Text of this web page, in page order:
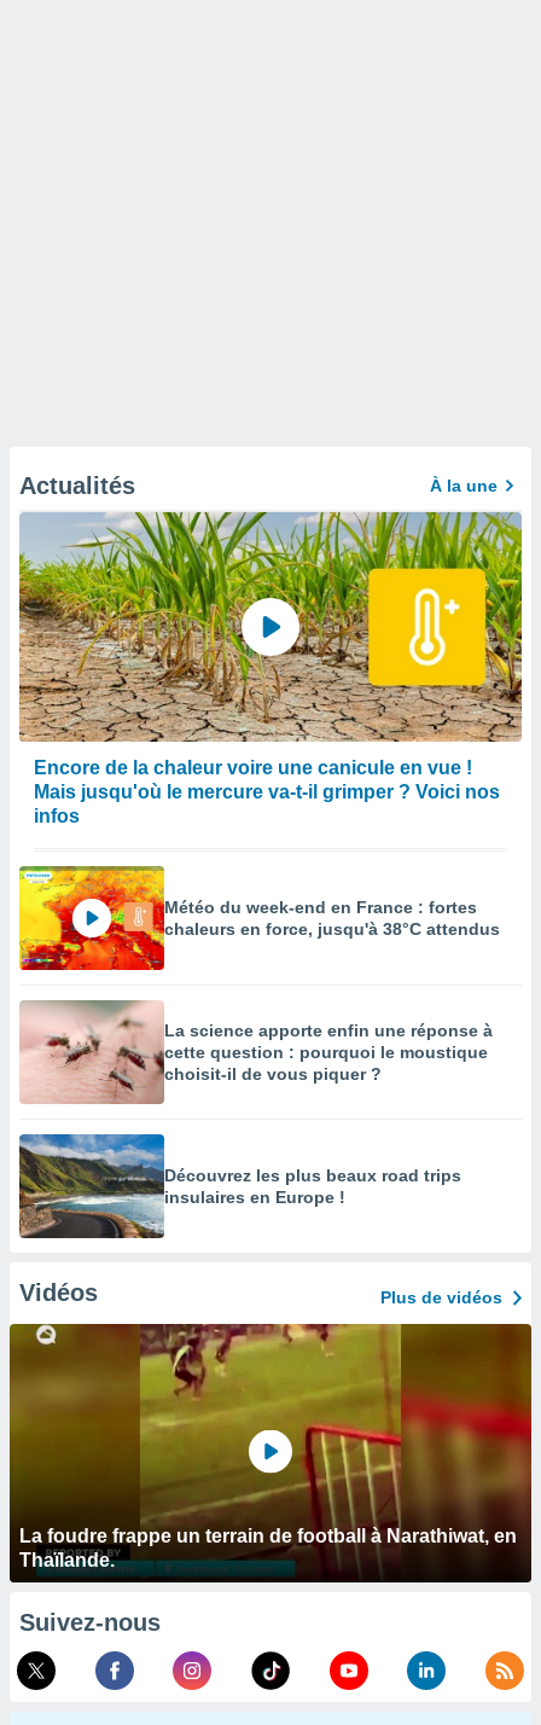
Actualités À la une
Encore de la chaleur voire une canicule en vue !
Mais jusqu'où le mercure va-t-il grimper ? Voici nos
infos
Météo du week-end en France : fortes
chaleurs en force, jusqu'à 38°C attendus
La science apporte enfin une réponse à
cette question : pourquoi le moustique
choisit-il de vous piquer ?
Découvrez les plus beaux road trips
insulaires en Europe !
Vidéos Plus de vidéos
La foudre frappe un terrain de football à Narathiwat, en
Thaïlande.
Suivez-nous